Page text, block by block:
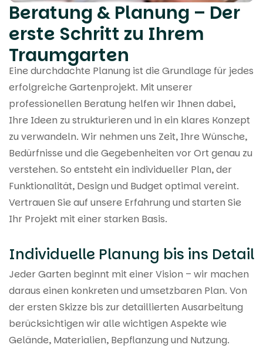
Beratung & Planung – Der
erste Schritt zu Ihrem
Traumgarten
Eine durchdachte Planung ist die Grundlage für jedes
erfolgreiche Gartenprojekt. Mit unserer
professionellen Beratung helfen wir Ihnen dabei,
Ihre Ideen zu strukturieren und in ein klares Konzept
zu verwandeln. Wir nehmen uns Zeit, Ihre Wünsche,
Bedürfnisse und die Gegebenheiten vor Ort genau zu
verstehen. So entsteht ein individueller Plan, der
Funktionalität, Design und Budget optimal vereint.
Vertrauen Sie auf unsere Erfahrung und starten Sie
Ihr Projekt mit einer starken Basis.
Individuelle Planung bis ins Detail
Jeder Garten beginnt mit einer Vision – wir machen
daraus einen konkreten und umsetzbaren Plan. Von
der ersten Skizze bis zur detaillierten Ausarbeitung
berücksichtigen wir alle wichtigen Aspekte wie
Gelände, Materialien, Bepflanzung und Nutzung.